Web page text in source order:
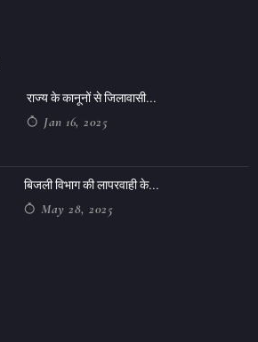
राज्य के कानूनों से जिलावासी...
Jan 16, 2025
बिजली विभाग की लापरवाही के...
May 28, 2025